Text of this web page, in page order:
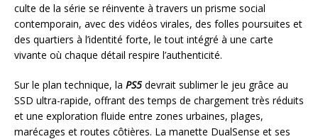
culte de la série se réinvente à travers un prisme social
contemporain, avec des vidéos virales, des folles poursuites et
des quartiers à l’identité forte, le tout intégré à une carte
vivante où chaque détail respire l’authenticité.
Sur le plan technique, la PS5 devrait sublimer le jeu grâce au
SSD ultra-rapide, offrant des temps de chargement très réduits
et une exploration fluide entre zones urbaines, plages,
marécages et routes côtières. La manette DualSense et ses